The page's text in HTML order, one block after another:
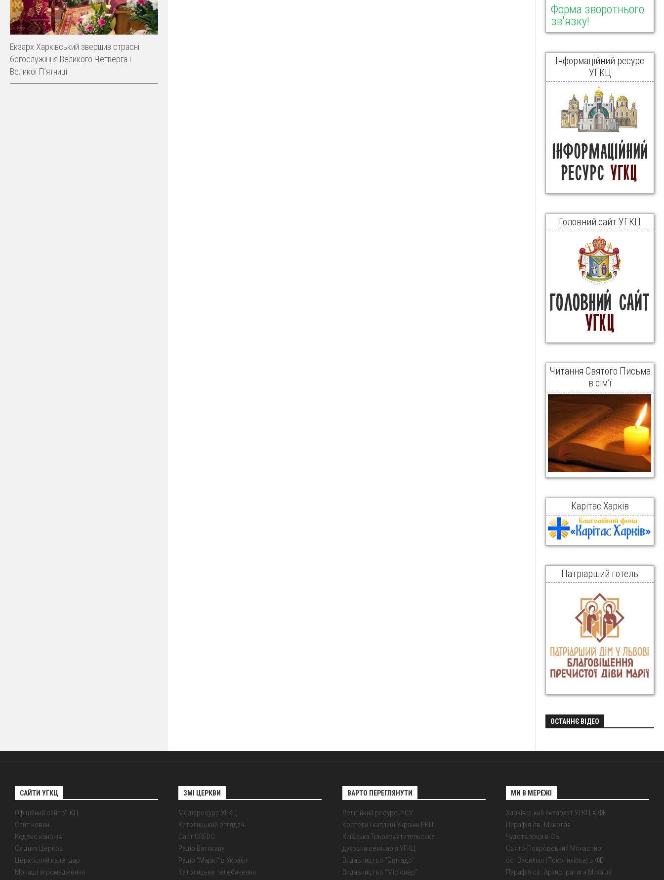
Екзарх Харківський звершив страсні
богослужіння Великого Четверга і
Великої Пʼятниці
Форма зворотнього
зв'язку!
Інформаційний ресурс
УГКЦ
Головний сайт УГКЦ
Читання Святого Письма
в сім’ї
Карітас Харків
Патріарший готель
ОСТАННЄ ВІДЕО
САЙТИ УГКЦ
Офіційний сайт УГКЦ
Сайт новин
Кодекс канонів
Східних Церков
Церковний календар
Монаші згромадження
ЗМІ ЦЕРКВИ
Медіаресурс УГКЦ
Католицький оглядач
Сайт CREDO
Радіо Ватикану
Радіо "Марія" в Україні
Католицьке телебачення
ВАРТО ПЕРЕГЛЯНУТИ
Релігійний ресурс РІСУ
Костели і каплиці України РКЦ
Київська Трьохсвятительська
духовна семінарія УГКЦ
Видавництво "Свічадо"
Видавництво "Місіонер"
МИ В МЕРЕЖІ
Харківський Екзархат УГКЦ в ФБ
Парафія св. Миколая
Чудотворця в ФБ
Свято-Покровський Монастир
оо. Василіян (Покотилівка) в ФБ
Парафія св. Архистратига Михаїла